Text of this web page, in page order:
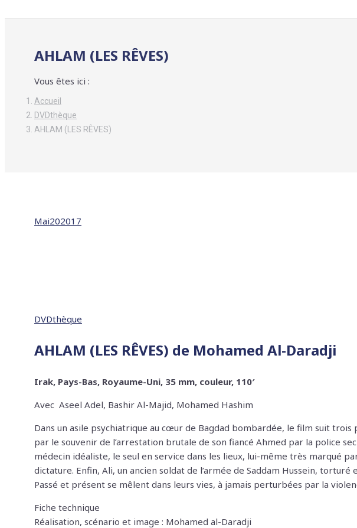
AHLAM (LES RÊVES)
Vous êtes ici :
Accueil
DVDthèque
AHLAM (LES RÊVES)
Mai202017
DVDthèque
AHLAM (LES RÊVES) de Mohamed Al-Daradji
Irak, Pays-Bas, Royaume-Uni, 35 mm, couleur, 110′
Avec Aseel Adel, Bashir Al-Majid, Mohamed Hashim
Dans un asile psychiatrique au cœur de Bagdad bombardée, le film suit
par le souvenir de l’arrestation brutale de son fiancé Ahmed par la police
médecin idéaliste, le seul en service dans les lieux, lui-même très marqué
dictature. Enfin, Ali, un ancien soldat de l’armée de Saddam Hussein,
Passé et présent se mêlent dans leurs vies, à jamais perturbées par la
Fiche technique
Réalisation, scénario et image : Mohamed al-Daradji